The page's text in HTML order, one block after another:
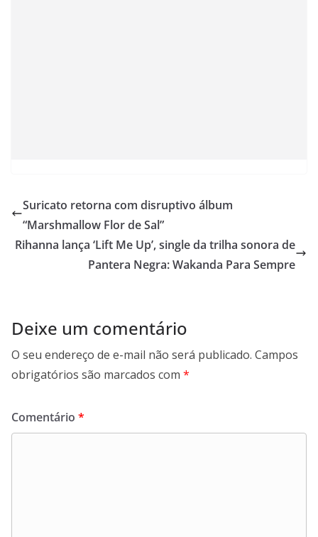
Suricato retorna com disruptivo álbum
“Marshmallow Flor de Sal”
Rihanna lança ‘Lift Me Up’, single da trilha sonora de
Pantera Negra: Wakanda Para Sempre
Deixe um comentário
O seu endereço de e-mail não será publicado. Campos
obrigatórios são marcados com *
Comentário *